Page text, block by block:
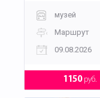
музей
Маршрут
09.08.2026
1150руб.